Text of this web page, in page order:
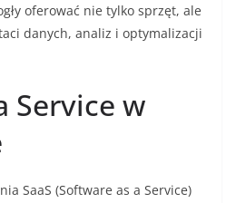
oferować nie tylko sprzęt, ale
danych, analiz i optymalizacji
Service w
SaaS (Software as a Service)